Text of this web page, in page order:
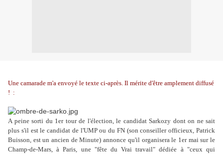
Une camarade m'a envoyé le texte ci-après. Il mérite d'être amplement diffusé
! :
A peine sorti du 1er tour de l'élection, le candidat Sarkozy dont on ne sait
plus s'il est le candidat de l'UMP ou du FN (son conseiller officieux, Patrick
Buisson, est un ancien de Minute) annonce qu'il organisera le 1er mai sur le
Champ-de-Mars, à Paris, une "fête du Vrai travail" dédiée à "ceux qui